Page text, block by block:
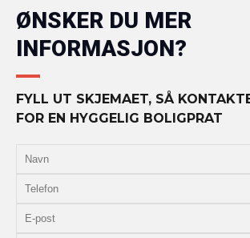
ØNSKER DU MER
INFORMASJON?
FYLL UT SKJEMAET, SÅ
FOR EN HYGGELIG BOLIGPRAT